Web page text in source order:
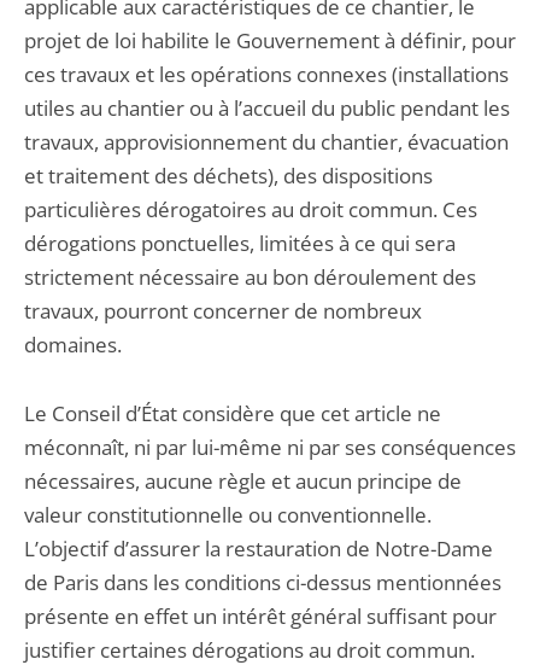
applicable aux caractéristiques de ce chantier, le
projet de loi habilite le Gouvernement à définir, pour
ces travaux et les opérations connexes (installations
utiles au chantier ou à l’accueil du public pendant les
travaux, approvisionnement du chantier, évacuation
et traitement des déchets), des dispositions
particulières dérogatoires au droit commun. Ces
dérogations ponctuelles, limitées à ce qui sera
strictement nécessaire au bon déroulement des
travaux, pourront concerner de nombreux
domaines.
Le Conseil d’État considère que cet article ne
méconnaît, ni par lui-même ni par ses conséquences
nécessaires, aucune règle et aucun principe de
valeur constitutionnelle ou conventionnelle.
L’objectif d’assurer la restauration de Notre-Dame
de Paris dans les conditions ci-dessus mentionnées
présente en effet un intérêt général suffisant pour
justifier certaines dérogations au droit commun.